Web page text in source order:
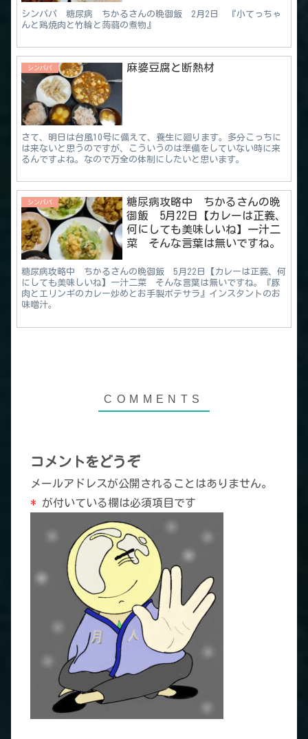
シンパパ 糖尿病 ちかるさんの晩御飯 2月2日 『小てっちゃ
んと鶏焼肉と竹輪と蒟蒻の煮物』
シンパパ 麻婆豆腐と断熱材
さて、明日は台風10号に備えて、養生に廻ります。多分こっちに
は来ないと思うのですが、こういうのは準備をしていない時に来
るんですよね。なので万全の体制にしたいと思います。
シンパパ
糖尿病攻略中 ちかるさんの晩
御飯 5月22日【カレーは正義、
何にしても美味しいね】一汁二
菜 そんな言葉は無いですね。
糖尿病攻略中 ちかるさんの晩御飯 5月22日【カレーは正義、何
にしても美味しいね】一汁二菜 そんな言葉は無いですね。『豚
肉とエリンギのカレー炒めとお手製ポテサラ』インスタントのお
味噌汁。
コメントをどうぞ
メールアドレスが公開されることはありません。
* が付いている欄は必須項目です